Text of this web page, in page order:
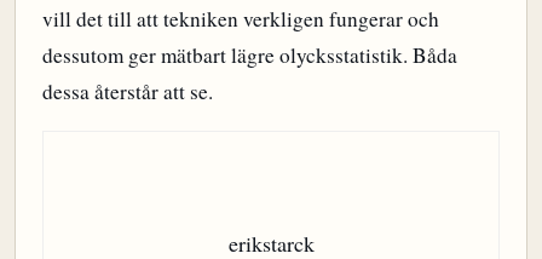
vill det till att tekniken verkligen fungerar och
dessutom ger mätbart lägre olycksstatistik. Båda
dessa återstår att se.
erikstarck